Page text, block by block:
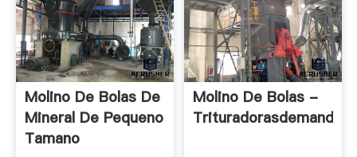
Molino De Bolas De
Mineral De Pequeno
Tamano
Molino De Bolas -